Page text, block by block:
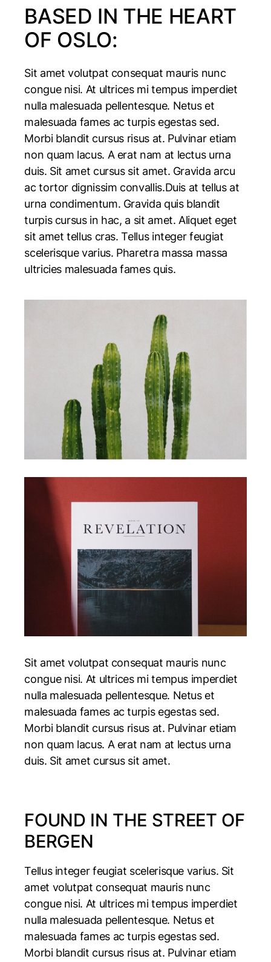
BASED IN THE HEART
OF OSLO:
Sit amet volutpat consequat mauris nunc
congue nisi. At ultrices mi tempus imperdiet
nulla malesuada pellentesque. Netus et
malesuada fames ac turpis egestas sed.
Morbi blandit cursus risus at. Pulvinar etiam
non quam lacus. A erat nam at lectus urna
duis. Sit amet cursus sit amet. Gravida arcu
ac tortor dignissim convallis.Duis at tellus at
urna condimentum. Gravida quis blandit
turpis cursus in hac, a sit amet. Aliquet eget
sit amet tellus cras. Tellus integer feugiat
scelerisque varius. Pharetra massa massa
ultricies malesuada fames quis.
Sit amet volutpat consequat mauris nunc
congue nisi. At ultrices mi tempus imperdiet
nulla malesuada pellentesque. Netus et
malesuada fames ac turpis egestas sed.
Morbi blandit cursus risus at. Pulvinar etiam
non quam lacus. A erat nam at lectus urna
duis. Sit amet cursus sit amet.
FOUND IN THE STREET OF
BERGEN
Tellus integer feugiat scelerisque varius. Sit
amet volutpat consequat mauris nunc
congue nisi. At ultrices mi tempus imperdiet
nulla malesuada pellentesque. Netus et
malesuada fames ac turpis egestas sed.
Morbi blandit cursus risus at. Pulvinar etiam